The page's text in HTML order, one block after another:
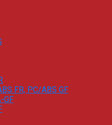
FR, PC/ABS GF
GF